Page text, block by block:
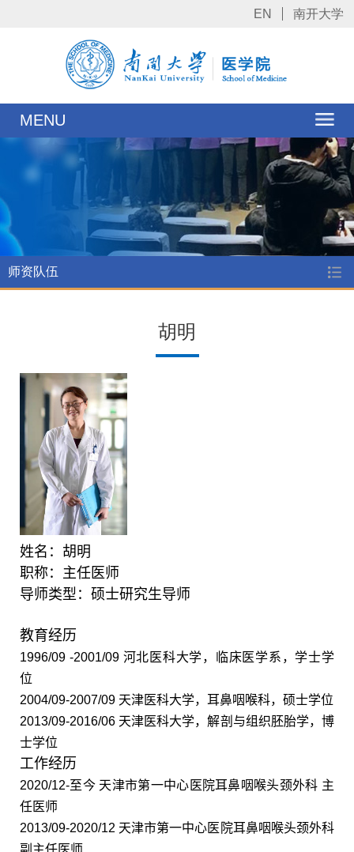
EN 南开大学
MENU
师资队伍
胡明
姓名：胡明
职称：主任医师
导师类型：硕士研究生导师
教育经历
1996/09 -2001/09 河北医科大学，临床医学系，学士学
位
2004/09-2007/09 天津医科大学，耳鼻咽喉科，硕士学位
2013/09-2016/06 天津医科大学，解剖与组织胚胎学，博
士学位
工作经历
2020/12-至今 天津市第一中心医院耳鼻咽喉头颈外科 主
任医师
2013/09-2020/12 天津市第一中心医院耳鼻咽喉头颈外科
副主任医师